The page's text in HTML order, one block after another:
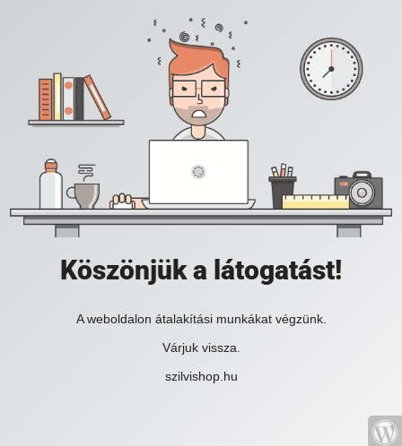
Köszönjük a látogatást!
A weboldalon átalakítási munkákat végzünk.
Várjuk vissza.
szilvishop.hu